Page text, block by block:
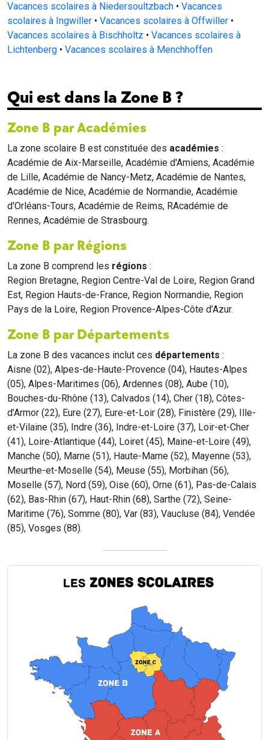
Vacances scolaires à Niedersoultzbach • Vacances
scolaires à Ingwiller • Vacances scolaires à Offwiller •
Vacances scolaires à Bischholtz • Vacances scolaires à
Lichtenberg • Vacances scolaires à Menchhoffen
Qui est dans la Zone B ?
Zone B par Académies
La zone scolaire B est constituée des académies :
Académie de Aix-Marseille, Académie d'Amiens, Académie
de Lille, Académie de Nancy-Metz, Académie de Nantes,
Académie de Nice, Académie de Normandie, Académie
d'Orléans-Tours, Académie de Reims, RAcadémie de
Rennes, Académie de Strasbourg.
Zone B par Régions
La zone B comprend les régions :
Region Bretagne, Region Centre-Val de Loire, Region Grand
Est, Region Hauts-de-France, Region Normandie, Region
Pays de la Loire, Region Provence-Alpes-Côte d’Azur.
Zone B par Départements
La zone B des vacances inclut ces départements :
Aisne (02), Alpes-de-Haute-Provence (04), Hautes-Alpes
(05), Alpes-Maritimes (06), Ardennes (08), Aube (10),
Bouches-du-Rhône (13), Calvados (14), Cher (18), Côtes-
d’Armor (22), Eure (27), Eure-et-Loir (28), Finistère (29), Ille-
et-Vilaine (35), Indre (36), Indre-et-Loire (37), Loir-et-Cher
(41), Loire-Atlantique (44), Loiret (45), Maine-et-Loire (49),
Manche (50), Marne (51), Haute-Marne (52), Mayenne (53),
Meurthe-et-Moselle (54), Meuse (55), Morbihan (56),
Moselle (57), Nord (59), Oise (60), Orne (61), Pas-de-Calais
(62), Bas-Rhin (67), Haut-Rhin (68), Sarthe (72), Seine-
Maritime (76), Somme (80), Var (83), Vaucluse (84), Vendée
(85), Vosges (88).